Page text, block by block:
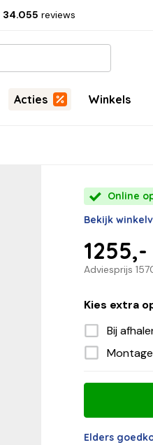
34.055 reviews
Acties Winkels
Online
Bekijk
Adviesprijs
1255,-
Kies extra
Bij
Elders